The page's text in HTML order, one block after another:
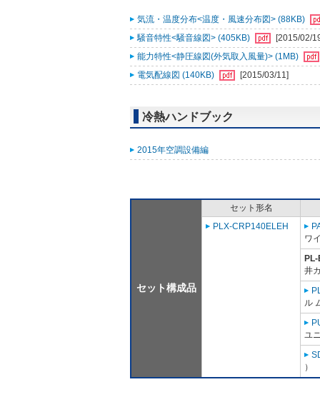
気流・温度分布<温度・風速分布図> (88KB)
騒音特性<騒音線図> (405KB)
[2015/02/
能力特性<静圧線図(外気取入風量)> (1MB)
電気配線図 (140KB)
[2015/03/11]
冷熱ハンドブック
2015年空調設備編
セット構成品
セット形名
PLX-CRP140ELEH
ワ
井
ル
ユ
）